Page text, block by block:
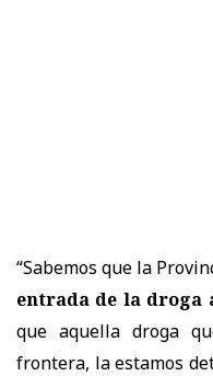
“Sabemos que la
entrada de la droga
que aquella droga
frontera, la estamos